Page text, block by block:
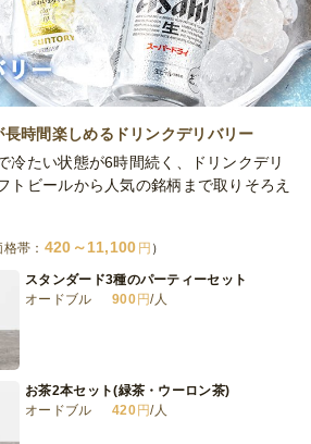
ルリイロを細部まで楽しめるプラン
オードブル
4,000円/人
全てのプランを見る（5件）
時間楽しめるドリンクデリバリー
冷たい状態が6時間続く、ドリンクデリ
トビールから人気の銘柄まで取りそろえ
格帯： 420～11,100 円
スタンダード3種のパーティーセット
オードブル
900 円/人
お茶2本セット(緑茶・ウーロン茶)
オードブル
420円/人